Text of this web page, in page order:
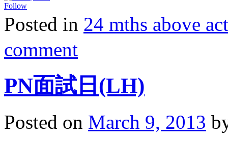
Follow
Posted in 24 mths above
comment
PN面試日(LH)
Posted on March 9, 2013